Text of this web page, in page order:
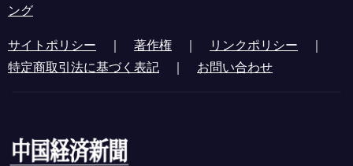
ング
サイトポリシー ｜ 著作権 ｜ リンクポリシー ｜
特定商取引法に基づく表記 ｜ お問い合わせ